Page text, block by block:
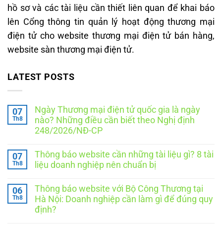
hồ sơ và các tài liệu cần thiết liên quan để khai báo
lên Cổng thông tin quản lý hoạt động thương mại
điện tử cho website thương mại điện tử bán hàng,
website sàn thương mại điện tử.
LATEST POSTS
07
Th8
Ngày Thương mại điện tử quốc gia là ngày
nào? Những điều cần biết theo Nghị định
248/2026/NĐ-CP
bình
luận
ở
Thương
mại
điện
tử
quốc
07
Th8
Thông báo website cần những tài liệu gì? 8 tài
liệu doanh nghiệp nên chuẩn bị
bình
luận
ở
Thông
06
Th8
Thông báo website với Bộ Công Thương tại
Hà Nội: Doanh nghiệp cần làm gì để đúng quy
định?